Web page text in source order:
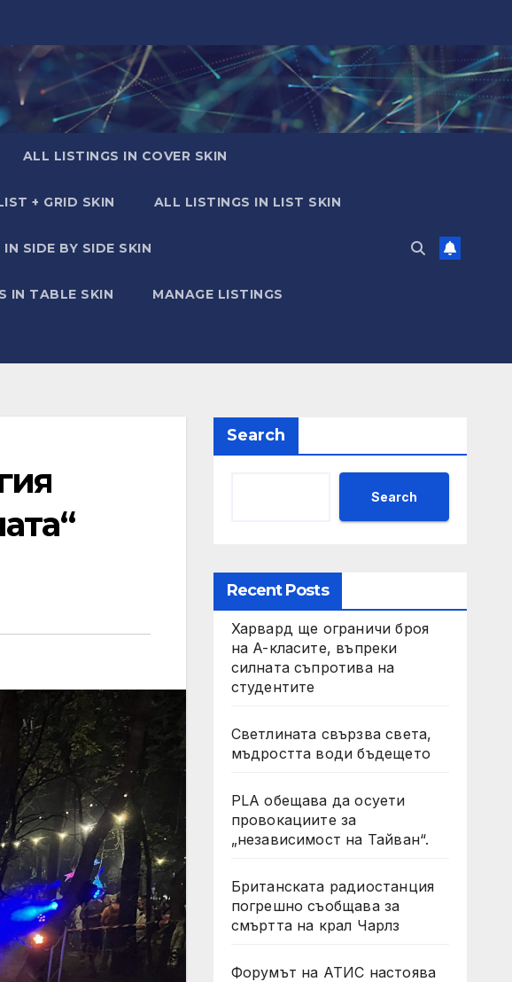
ALL LISTINGS IN COVER SKIN
+ GRID SKIN ALL LISTINGS IN LIST SKIN
SIDE BY SIDE SKIN
IN TABLE SKIN MANAGE LISTINGS
Search
Search
Recent Posts
Харвард ще ограничи броя
на A-класите, въпреки
силната съпротива на
студентите
Светлината свързва света,
мъдростта води бъдещето
PLA обещава да осуети
провокациите за
„независимост на Тайван“.
Британската радиостанция
погрешно съобщава за
смъртта на крал Чарлз
Форумът на АТИС настоява